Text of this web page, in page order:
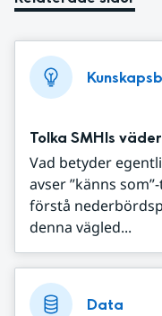
Tolka SMHIs
Vad betyder
avser ”känns
förstå
denna vägled...
Data